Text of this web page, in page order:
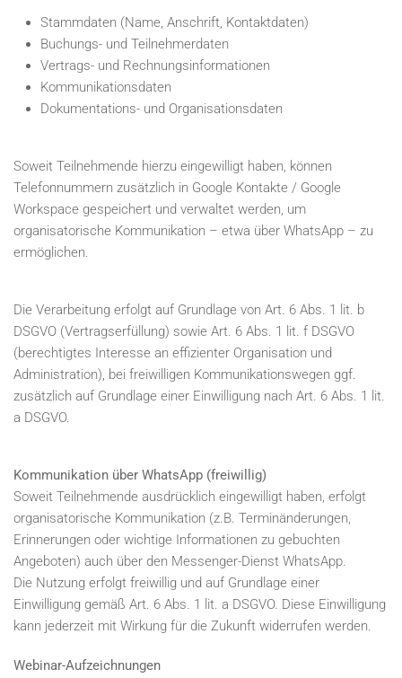
Stammdaten (Name, Anschrift, Kontaktdaten)
Buchungs- und Teilnehmerdaten
Vertrags- und Rechnungsinformationen
Kommunikationsdaten
Dokumentations- und Organisationsdaten
Soweit Teilnehmende hierzu eingewilligt haben, können
Telefonnummern zusätzlich in Google Kontakte / Google
Workspace gespeichert und verwaltet werden, um
organisatorische Kommunikation – etwa über WhatsApp – zu
ermöglichen.
Die Verarbeitung erfolgt auf Grundlage von Art. 6 Abs. 1 lit. b
DSGVO (Vertragserfüllung) sowie Art. 6 Abs. 1 lit. f DSGVO
(berechtigtes Interesse an effizienter Organisation und
Administration), bei freiwilligen Kommunikationswegen ggf.
zusätzlich auf Grundlage einer Einwilligung nach Art. 6 Abs. 1 lit.
a DSGVO.
Kommunikation über WhatsApp (freiwillig)
Soweit Teilnehmende ausdrücklich eingewilligt haben, erfolgt
organisatorische Kommunikation (z.B. Terminänderungen,
Erinnerungen oder wichtige Informationen zu gebuchten
Angeboten) auch über den Messenger-Dienst WhatsApp.
Die Nutzung erfolgt freiwillig und auf Grundlage einer
Einwilligung gemäß Art. 6 Abs. 1 lit. a DSGVO. Diese Einwilligung
kann jederzeit mit Wirkung für die Zukunft widerrufen werden.
Webinar-Aufzeichnungen